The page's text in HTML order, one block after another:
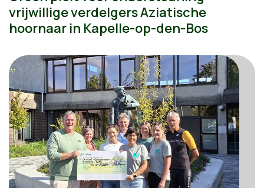
vrijwillige verdelgers Aziatische
hoornaar in Kapelle-op-den-Bos